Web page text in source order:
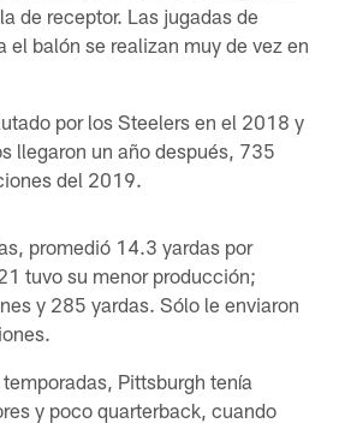
de receptor. Las jugadas de
el balón se realizan muy de vez en
por los Steelers en el 2018 y
llegaron un año después, 735
del 2019.
promedió 14.3 yardas por
tuvo su menor producción;
y 285 yardas. Sólo le enviaron
Pittsburgh tenía
y poco quarterback, cuando